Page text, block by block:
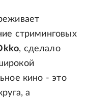
стриминговых
, сделало
кино - это
а